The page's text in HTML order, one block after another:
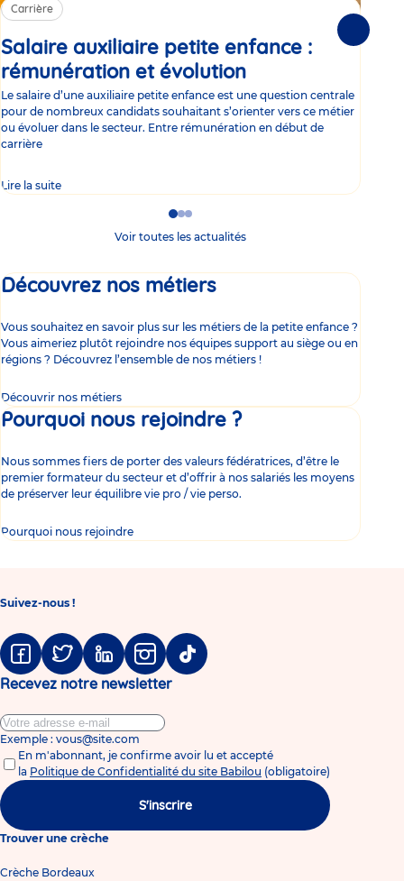
Carrière
Salaire auxiliaire petite enfance :
rémunération et évolution
Le salaire d’une auxiliaire petite enfance est une question centrale
pour de nombreux candidats souhaitant s’orienter vers ce métier
ou évoluer dans le secteur. Entre rémunération en début de
carrière
Lire la suite
Go
to
Go
to
Go
to
Voir toutes les actualités
Découvrez nos métiers
Vous souhaitez en savoir plus sur les métiers de la petite enfance ?
Vous aimeriez plutôt rejoindre nos équipes support au siège ou en
régions ? Découvrez l’ensemble de nos métiers !
Découvrir nos métiers
Pourquoi nous rejoindre ?
Nous sommes fiers de porter des valeurs fédératrices, d’être le
premier formateur du secteur et d’offrir à nos salariés les moyens
de préserver leur équilibre vie pro / vie perso.
Pourquoi nous rejoindre
Suivez-nous !
FacebookTwitter LinkedinInstagramTiktok
Recevez notre newsletter
Exemple : vous@site.com
En m'abonnant, je confirme avoir lu et accepté
la Politique de Confidentialité du site Babilou (obligatoire)
S'inscrire
Trouver une crèche
Crèche Bordeaux